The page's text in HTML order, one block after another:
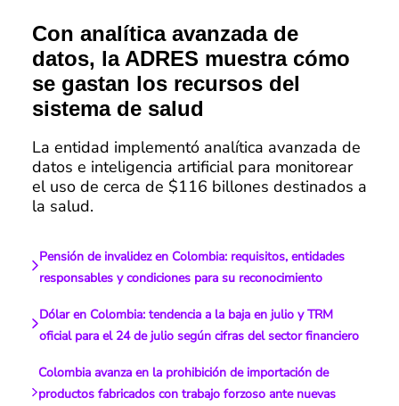
Con analítica avanzada de
datos, la ADRES muestra cómo
se gastan los recursos del
sistema de salud
La entidad implementó analítica avanzada de
datos e inteligencia artificial para monitorear
el uso de cerca de $116 billones destinados a
la salud.
Pensión de invalidez en Colombia: requisitos, entidades
responsables y condiciones para su reconocimiento
Dólar en Colombia: tendencia a la baja en julio y TRM
oficial para el 24 de julio según cifras del sector financiero
Colombia avanza en la prohibición de importación de
productos fabricados con trabajo forzoso ante nuevas